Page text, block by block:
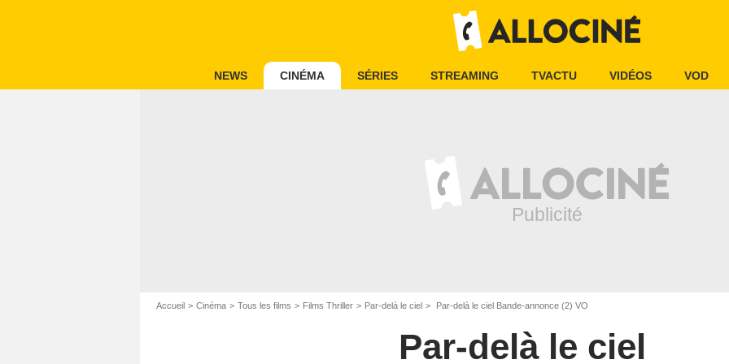
NEWS CINÉMA SÉRIES STREAMING TVACTU VIDÉOS VOD
Accueil Cinéma Tous les films Films Thriller Par-delà le ciel Par-delà le ciel Bande-annonce (2) VO
Par-delà le ciel